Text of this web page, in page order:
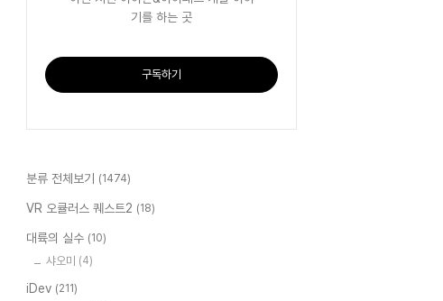
기를 하는 곳
구독하기
분류 전체보기 (1474)
VR 오큘러스 퀘스트2 (18)
대륙의 실수 (10)
샤오미 (4)
iDev (211)